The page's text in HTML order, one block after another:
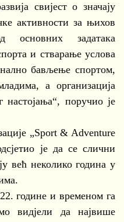
свијест о значају
активности за њихов
основних задатака
и стварање услова
бављење спортом,
а организација
настојања“, поручио је
„Sport & Adventure
је да се слични
већ неколико година у
године и временом га
видјели да највише